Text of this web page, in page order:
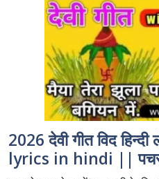
2026 देवी गीत विद
lyrics in hindi ||